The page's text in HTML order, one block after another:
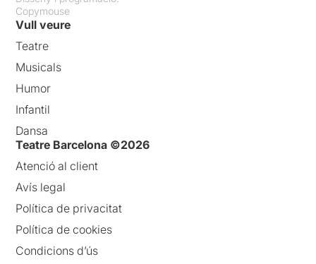
Copymouse
Vull veure
Teatre
Musicals
Humor
Infantil
Dansa
Teatre Barcelona ©2026
Atenció al client
Avís legal
Política de privacitat
Política de cookies
Condicions d’ús